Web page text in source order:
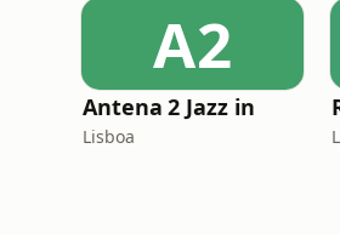
A2
Antena 2 Jazz in
Lisboa